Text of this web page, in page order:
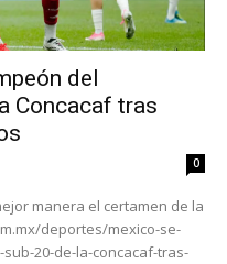
del
Concacaf tras
0
manera el certamen de la
deportes/mexico-se-
20-de-la-concacaf-tras-